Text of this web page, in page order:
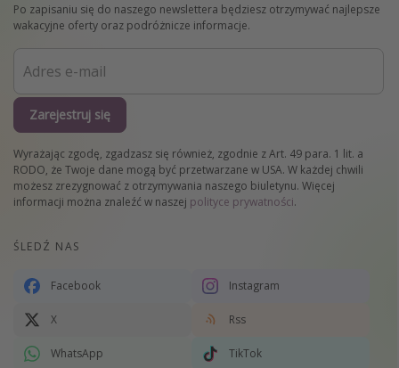
Po zapisaniu się do naszego newslettera będziesz otrzymywać najlepsze
wakacyjne oferty oraz podróżnicze informacje.
Zarejestruj się
Wyrażając zgodę, zgadzasz się również, zgodnie z Art. 49 para. 1 lit. a
RODO, że Twoje dane mogą być przetwarzane w USA. W każdej chwili
możesz zrezygnować z otrzymywania naszego biuletynu. Więcej
informacji można znaleźć w naszej polityce prywatności.
ŚLEDŹ NAS
Facebook Instagram
X Rss
WhatsApp TikTok